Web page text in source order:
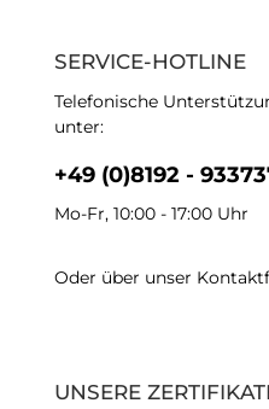
SERVICE-HOTLINE
Telefonische
unter:
+49 (0)8192 -
Mo-Fr, 10:00 - 17:00 Uhr
Oder über unser
UNSERE